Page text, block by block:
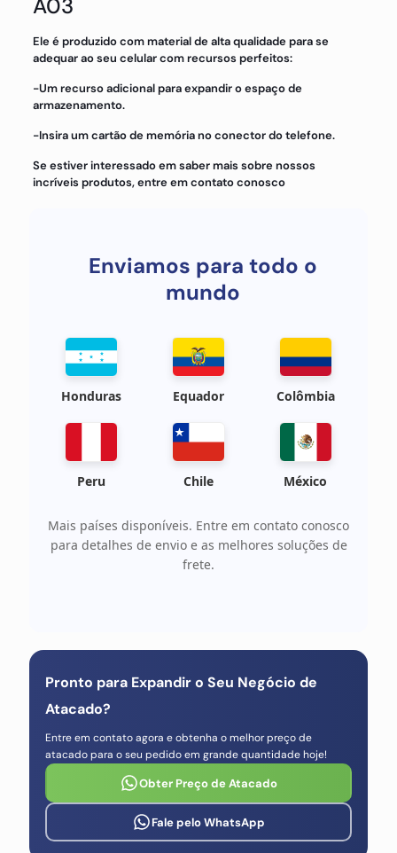
A03
Ele é produzido com material de alta qualidade para se
adequar ao seu celular com recursos perfeitos:
-Um recurso adicional para expandir o espaço de
armazenamento.
-Insira um cartão de memória no conector do telefone.
Se estiver interessado em saber mais sobre nossos
incríveis produtos, entre em contato conosco
Enviamos para todo o
mundo
Honduras Equador Colômbia
Peru Chile México
Mais países disponíveis. Entre em contato conosco
para detalhes de envio e as melhores soluções de
frete.
Pronto para Expandir o Seu Negócio de
Atacado?
Entre em contato agora e obtenha o melhor preço de
atacado para o seu pedido em grande quantidade hoje!
Obter Preço de Atacado
Fale pelo WhatsApp